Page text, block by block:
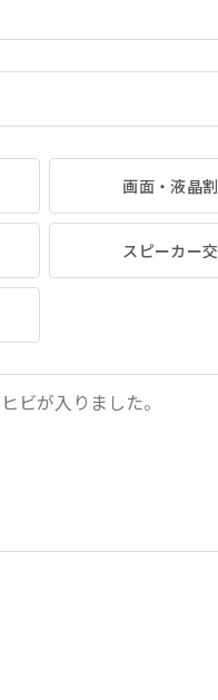
画面・液晶
スピーカー